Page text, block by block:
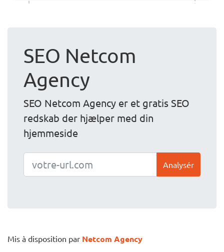
SEO Netcom
Agency
SEO Netcom Agency er et gratis SEO
redskab der hjælper med din
hjemmeside
Analysér
Mis à disposition par Netcom Agency